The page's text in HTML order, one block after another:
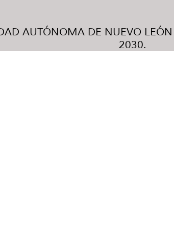
AUTÓNOMA DE NUEVO
2030.